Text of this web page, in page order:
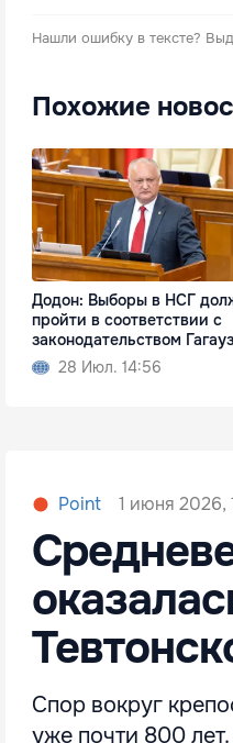
Нашли ошибку в тексте?
Похожие
Додон: Выборы в НСГ
пройти в соответствии с
законодательством
28 Июл. 14:56
Point 1 июня 2026,
Спор вокруг
уже почти 800